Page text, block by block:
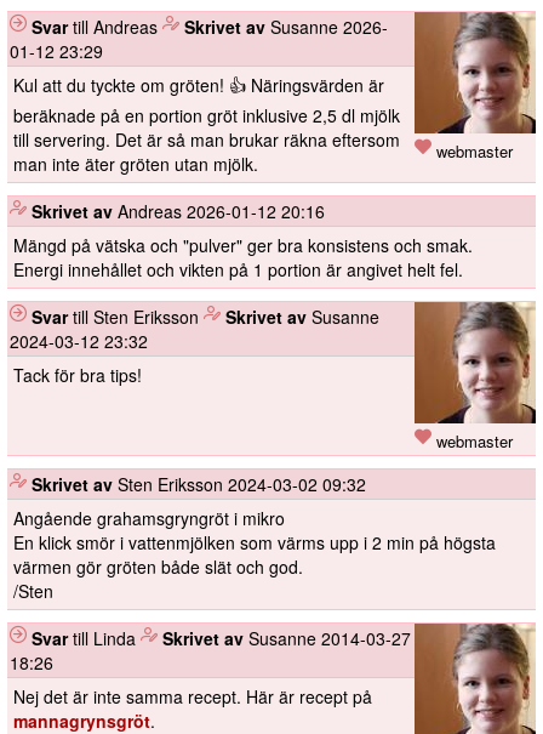
webmaster
Svartill Andreas Skrivet av Susanne 2026-
01-12 23:29
Kul att du tyckte om gröten! 👍 Näringsvärden är
beräknade på en portion gröt inklusive 2,5 dl mjölk
till servering. Det är så man brukar räkna eftersom
man inte äter gröten utan mjölk.
Skrivet av Andreas 2026-01-12 20:16
Mängd på vätska och "pulver" ger bra konsistens och smak.
Energi innehållet och vikten på 1 portion är angivet helt fel.
webmaster
Svartill Sten Eriksson Skrivet av Susanne
2024-03-12 23:32
Tack för bra tips!
Skrivet av Sten Eriksson 2024-03-02 09:32
Angående grahamsgryngröt i mikro
En klick smör i vattenmjölken som värms upp i 2 min på högsta
värmen gör gröten både slät och god.
/Sten
Svartill Linda Skrivet av Susanne 2014-03-27
18:26
Nej det är inte samma recept. Här är recept på
mannagrynsgröt.